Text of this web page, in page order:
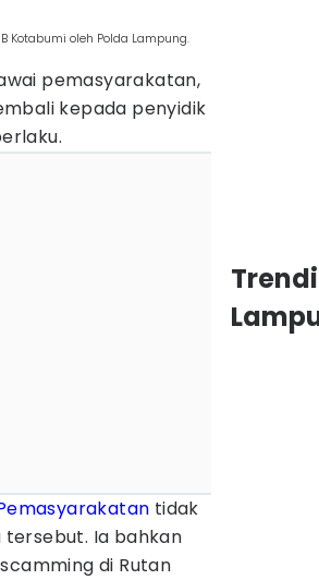
Kotabumi oleh Polda Lampung.
pemasyarakatan,
kepada penyidik
tidak
Ia bahkan
di Rutan